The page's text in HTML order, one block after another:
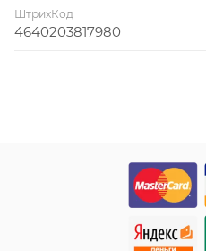
ШтрихКод
4640203817980